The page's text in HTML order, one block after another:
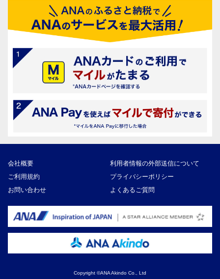
会社概要
利用者情報の外部送信について
ご利用規約
プライバシーポリシー
お問い合わせ
よくあるご質問
Copyright ©ANA Akindo Co., Ltd